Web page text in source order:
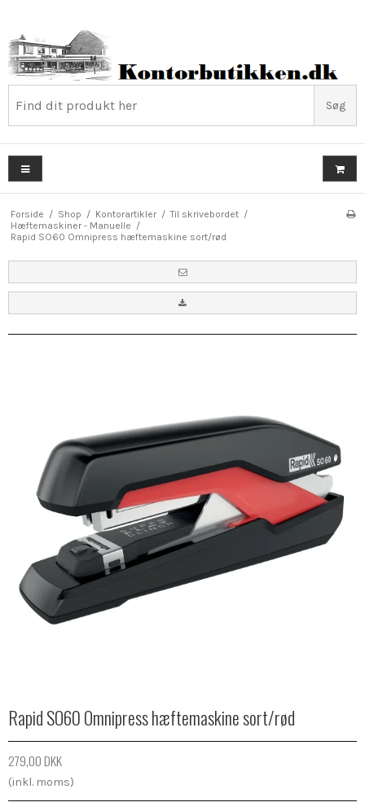
Søg
Forside / Shop / Kontorartikler / Til skrivebordet /
Hæftemaskiner - Manuelle /
Rapid SO60 Omnipress hæftemaskine sort/rød
Rapid SO60 Omnipress hæftemaskine sort/rød
279,00 DKK
(inkl. moms)